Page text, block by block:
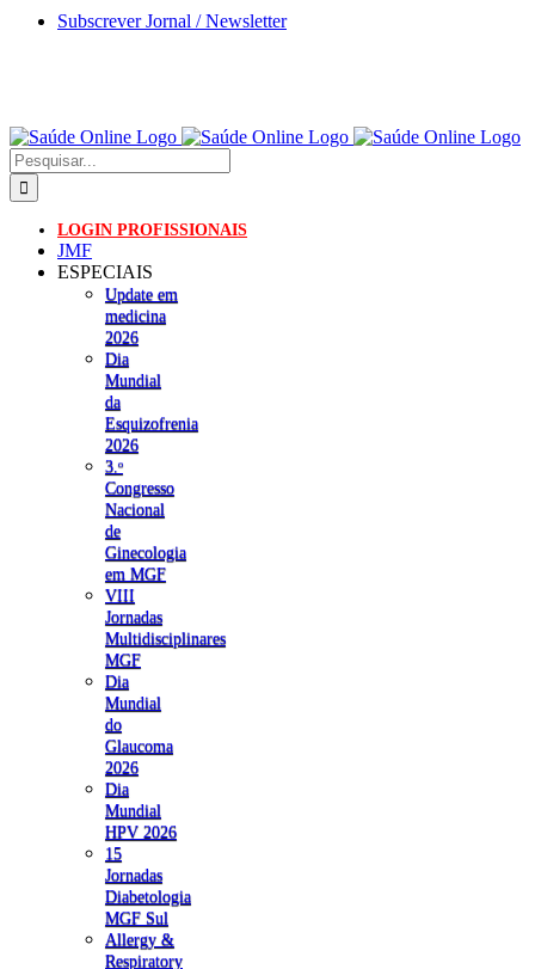
Skip
Subscrever Jornal / Newsletter
Pesquisar
LOGIN PROFISSIONAIS
JMF
ESPECIAIS
Update em
medicina
2026
Dia
Mundial
da
Esquizofrenia
2026
3.ᵒ
Congresso
Nacional
de
Ginecologia
em MGF
VIII
Jornadas
Multidisciplinares
MGF
Dia
Mundial
do
Glaucoma
2026
Dia
Mundial
HPV 2026
15
Jornadas
Diabetologia
MGF Sul
Allergy &
Respiratory